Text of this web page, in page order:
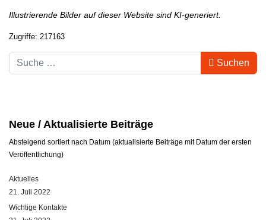
Illustrierende Bilder auf dieser Website sind KI-generiert.
Zugriffe: 217163
Suchbegriff
Suchen
Neue / Aktualisierte Beiträge
Absteigend sortiert nach Datum (aktualisierte Beiträge mit Datum der ersten
Veröffentlichung)
Aktuelles
21. Juli 2022
Wichtige Kontakte